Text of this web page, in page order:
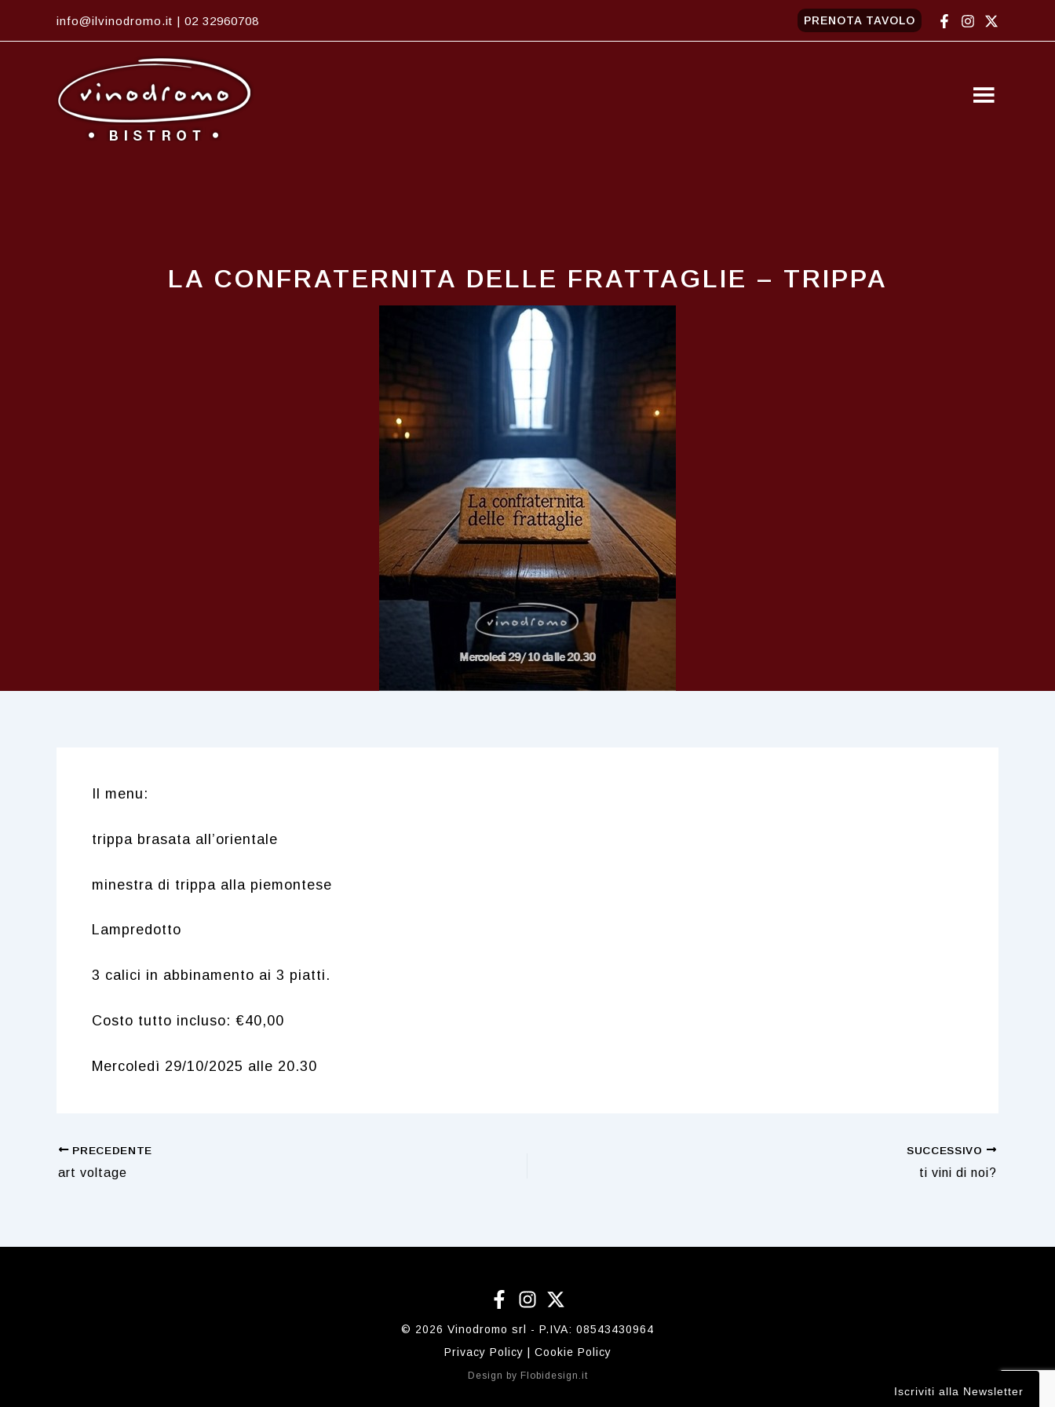
info@ilvinodromo.it | 02 32960708 PRENOTA TAVOLO
LA CONFRATERNITA DELLE FRATTAGLIE – TRIPPA
Il menu:
trippa brasata all’orientale
minestra di trippa alla piemontese
Lampredotto
3 calici in abbinamento ai 3 piatti.
Costo tutto incluso: €40,00
Mercoledì 29/10/2025 alle 20.30
Navigazione
articoli
PRECEDENTE
art voltage
SUCCESSIVO
ti vini di noi?
© 2026 Vinodromo srl - P.IVA: 08543430964
Privacy Policy
Cookie Policy
Design by Flobidesign.it
Iscriviti alla Newsletter